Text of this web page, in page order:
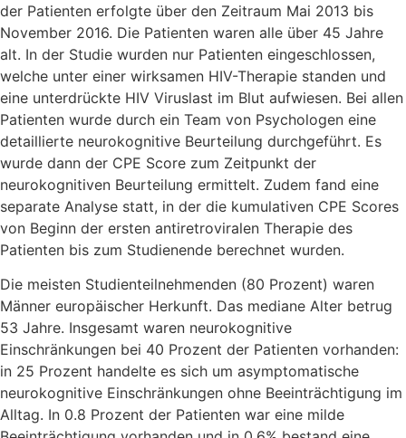
der Patienten erfolgte über den Zeitraum Mai 2013 bis
November 2016. Die Patienten waren alle über 45 Jahre
alt. In der Studie wurden nur Patienten eingeschlossen,
welche unter einer wirksamen HIV-Therapie standen und
eine unterdrückte HIV Viruslast im Blut aufwiesen. Bei allen
Patienten wurde durch ein Team von Psychologen eine
detaillierte neurokognitive Beurteilung durchgeführt. Es
wurde dann der CPE Score zum Zeitpunkt der
neurokognitiven Beurteilung ermittelt. Zudem fand eine
separate Analyse statt, in der die kumulativen CPE Scores
von Beginn der ersten antiretroviralen Therapie des
Patienten bis zum Studienende berechnet wurden.
Die meisten Studienteilnehmenden (80 Prozent) waren
Männer europäischer Herkunft. Das mediane Alter betrug
53 Jahre. Insgesamt waren neurokognitive
Einschränkungen bei 40 Prozent der Patienten vorhanden:
in 25 Prozent handelte es sich um asymptomatische
neurokognitive Einschränkungen ohne Beeinträchtigung im
Alltag. In 0.8 Prozent der Patienten war eine milde